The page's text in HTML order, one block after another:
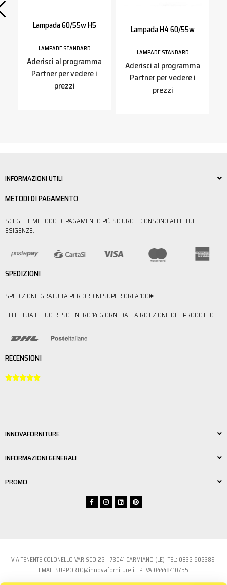
Lampada 60/55w H5
LAMPADE STANDARD
Aderisci al programma
Partner per vedere i
prezzi
Lampada H4 60/55w
LAMPADE STANDARD
Aderisci al programma
Partner per vedere i
prezzi
INFORMAZIONI UTILI
METODI DI PAGAMENTO
SCEGLI IL METODO DI PAGAMENTO PIù SICURO E CONSONO ALLE TUE
ESIGENZE.
SPEDIZIONI
SPEDIZIONE GRATUITA PER ORDINI SUPERIORI A 100€
EFFETTUA IL TUO RESO ENTRO 14 GIORNI DALLA RICEZIONE DEL PRODOTTO.
RECENSIONI

INNOVAFORNITURE
INFORMAZIONI GENERALI
PROMO
VIA TENENTE COLONELLO VARISCO 22 - 73041 CARMIANO (LE) TEL: 0832 602389
EMAILSUPPORTO@innovaforniture.it P.IVA 04448410755